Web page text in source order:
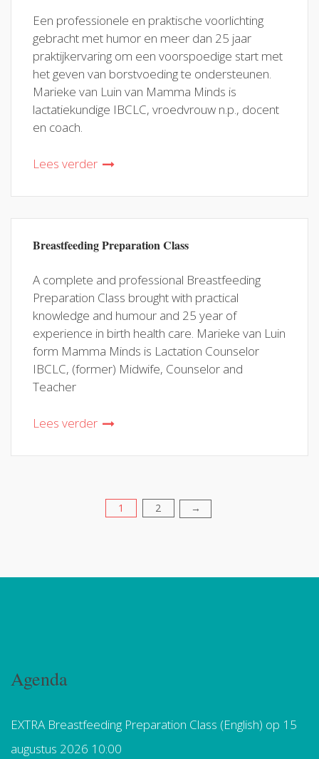
Een professionele en praktische voorlichting
gebracht met humor en meer dan 25 jaar
praktijkervaring om een voorspoedige start met
het geven van borstvoeding te ondersteunen.
Marieke van Luin van Mamma Minds is
lactatiekundige IBCLC, vroedvrouw n.p., docent
en coach.
Lees verder
Breastfeeding Preparation Class
A complete and professional Breastfeeding
Preparation Class brought with practical
knowledge and humour and 25 year of
experience in birth health care. Marieke van Luin
form Mamma Minds is Lactation Counselor
IBCLC, (former) Midwife, Counselor and
Teacher
Lees verder
1 2 →
Agenda
EXTRA Breastfeeding Preparation Class (English) op 15
augustus 2026 10:00